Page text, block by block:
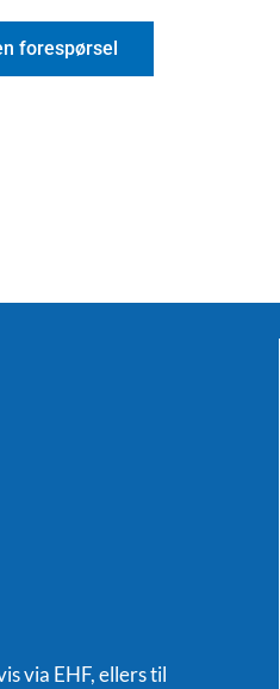
forespørsel
via EHF, ellers til